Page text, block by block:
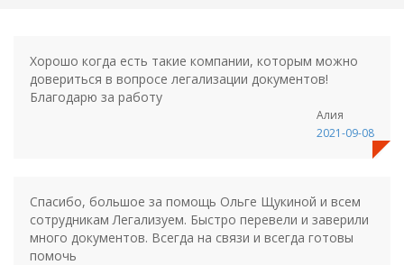
Хорошо когда есть такие компании, которым можно
довериться в вопросе легализации документов!
Благодарю за работу
Алия
2021-09-08
Спасибо, большое за помощь Ольге Щукиной и всем
сотрудникам Легализуем. Быстро перевели и заверили
много документов. Всегда на связи и всегда готовы
помочь